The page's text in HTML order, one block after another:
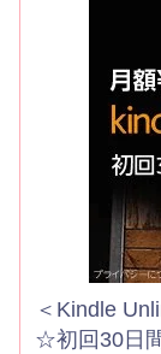
＜Kindle
☆初回30日